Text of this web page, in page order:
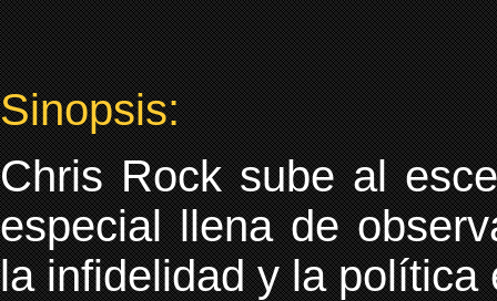
Sinopsis:
Chris Rock sube al
especial llena de
la infidelidad y la política